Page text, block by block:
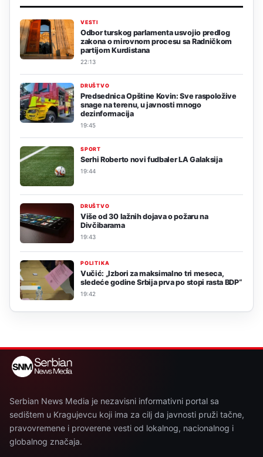
VESTI
Odbor turskog parlamenta usvojio predlog
zakona o mirovnom procesu sa Radničkom
partijom Kurdistana
22:13
DRUŠTVO
Predsednica Opštine Kovin: Sve raspoložive
snage na terenu, u javnosti mnogo
dezinformacija
19:45
SPORT
Serhi Roberto novi fudbaler LA Galaksija
19:44
DRUŠTVO
Više od 30 lažnih dojava o požaru na
Divčibarama
19:43
POLITIKA
Vučić: „Izbori za maksimalno tri meseca,
sledeće godine Srbija prva po stopi rasta BDP“
19:42
Serbian News Media je nezavisni informativni portal sa
sedištem u Kragujevcu koji ima za cilj da javnosti pruži tačne,
pravovremene i proverene vesti od lokalnog, nacionalnog i
globalnog značaja.